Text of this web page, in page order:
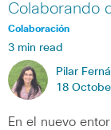
Colaborando
Colaboración
3 min read
Pilar
18
En el nuevo